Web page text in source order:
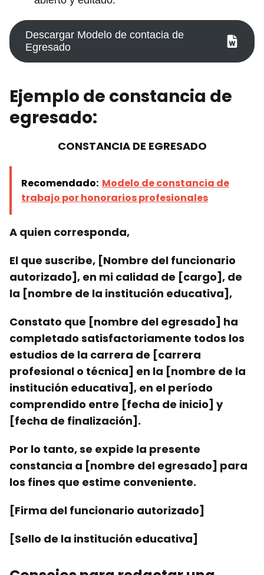
Descargar Modelo de contacia de
Egresado
Ejemplo de constancia de
egresado:
CONSTANCIA DE EGRESADO
Recomendado: Modelo de constancia de
trabajo por honorarios profesionales
A quien corresponda,
El que suscribe, [Nombre del funcionario
autorizado], en mi calidad de [cargo], de
la [nombre de la institución educativa],
Constato que [nombre del egresado] ha
completado satisfactoriamente todos los
estudios de la carrera de [carrera
profesional o técnica] en la [nombre de la
institución educativa], en el período
comprendido entre [fecha de inicio] y
[fecha de finalización].
Por lo tanto, se expide la presente
constancia a [nombre del egresado] para
los fines que estime conveniente.
[Firma del funcionario autorizado]
[Sello de la institución educativa]